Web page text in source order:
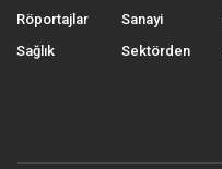
Röportajlar
Sağlık
Sanayi
Sektörden